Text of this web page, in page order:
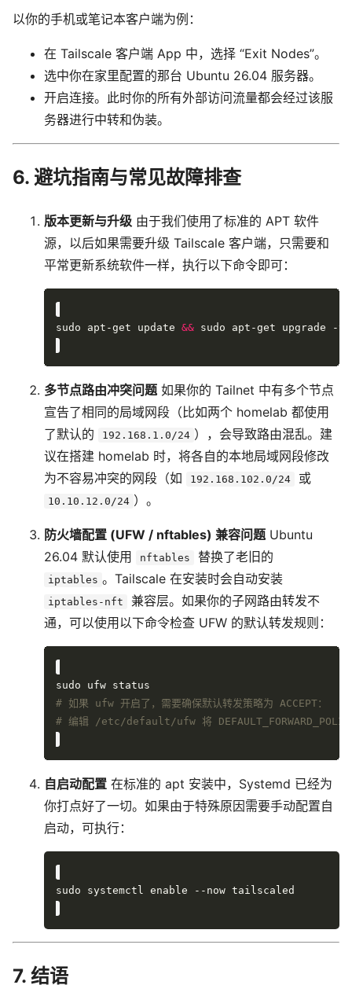
以你的手机或笔记本客户端为例：
在 Tailscale 客户端 App 中，选择 “Exit Nodes”。
选中你在家里配置的那台 Ubuntu 26.04 服务器。
开启连接。此时你的所有外部访问流量都会经过该服
务器进行中转和伪装。
6. 避坑指南与常见故障排查
版本更新与升级 由于我们使用了标准的 APT 软件
源，以后如果需要升级 Tailscale 客户端，只需要和
平常更新系统软件一样，执行以下命令即可：
sudo apt-get update &&
多节点路由冲突问题如果你的 Tailnet 中有多个节点
宣告了相同的局域网段（比如两个 homelab 都使用
了默认的
192.168.1.0/24 ），会导致路由混乱。建
议在搭建 homelab 时，将各自的本地局域网段修改
为不容易冲突的网段（如
192.168.102.0/24 或
10.10.12.0/24 ）。
防火墙配置 (UFW / nftables) 兼容问题Ubuntu
26.04 默认使用
nftables 替换了老旧的
iptables 。Tailscale 在安装时会自动安装
iptables-nft
兼容层。如果你的子网路由转发不
通，可以使用以下命令检查 UFW 的默认转发规则：
# 如果 ufw 开启了，需要确保默认转发策略为 ACCEPT：
# 编辑 /etc/default/ufw 将
自启动配置 在标准的 apt 安装中，Systemd 已经为
你打点好了一切。如果由于特殊原因需要手动配置自
启动，可执行：
7. 结语